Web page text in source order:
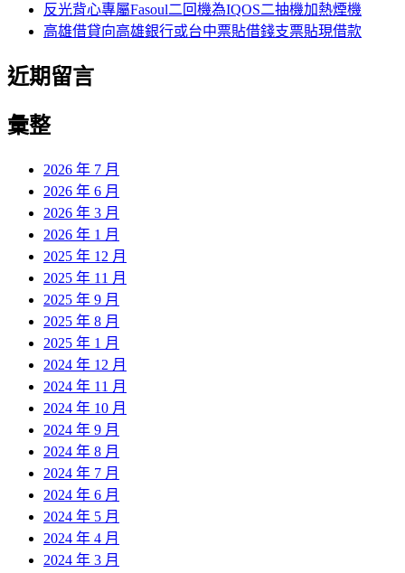
反光背心專屬Fasoul二回機為IQOS二抽機加熱煙機
高雄借貸向高雄銀行或台中票貼借錢支票貼現借款
近期留言
彙整
2026 年 7 月
2026 年 6 月
2026 年 3 月
2026 年 1 月
2025 年 12 月
2025 年 11 月
2025 年 9 月
2025 年 8 月
2025 年 1 月
2024 年 12 月
2024 年 11 月
2024 年 10 月
2024 年 9 月
2024 年 8 月
2024 年 7 月
2024 年 6 月
2024 年 5 月
2024 年 4 月
2024 年 3 月